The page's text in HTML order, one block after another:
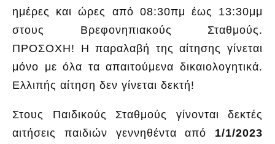
ημέρες και ώρες από 08:30πμ έως 13:30μμ
στους Βρεφονηπιακούς Σταθμούς.
ΠΡΟΣΟΧΗ! Η παραλαβή της αίτησης γίνεται
μόνο με όλα τα απαιτούμενα δικαιολογητικά.
Ελλιπής αίτηση δεν γίνεται δεκτή!
Στους Παιδικούς Σταθμούς γίνονται δεκτές
αιτήσεις παιδιών γεννηθέντα από 1/1/2023